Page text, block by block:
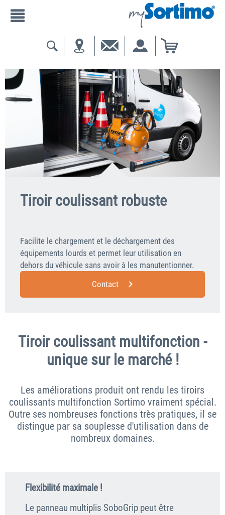
Tiroir coulissant robuste
Facilite le chargement et le déchargement des
équipements lourds et permet leur utilisation en
dehors du véhicule sans avoir à les manutentionner.
Contact
Tiroir coulissant multifonction -
unique sur le marché !
Les améliorations produit ont rendu les tiroirs
coulissants multifonction Sortimo vraiment spécial.
Outre ses nombreuses fonctions très pratiques, il se
distingue par sa souplesse d'utilisation dans de
nombreux domaines.
Flexibilité maximale !
Le panneau multiplis SoboGrip peut être